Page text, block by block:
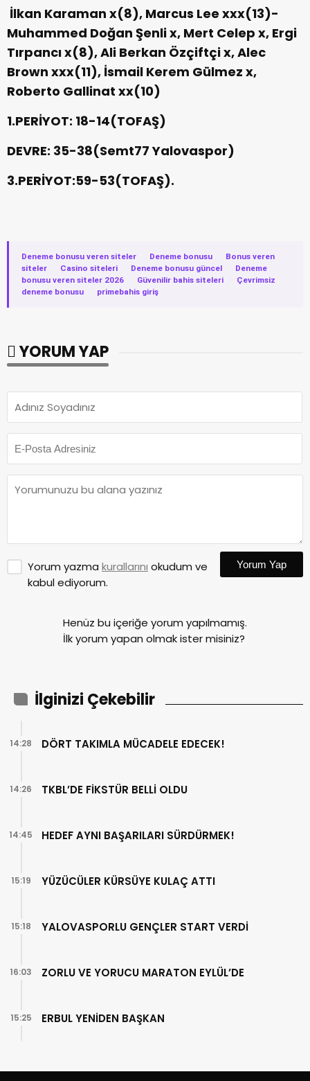
İlkan Karaman x(8), Marcus Lee xxx(13)-
Muhammed Doğan Şenli x, Mert Celep x, Ergi
Tırpancı x(8), Ali Berkan Özçiftçi x, Alec
Brown xxx(11), İsmail Kerem Gülmez x,
Roberto Gallinat xx(10)
1.PERİYOT: 18-14(TOFAŞ)
DEVRE: 35-38(Semt77 Yalovaspor)
3.PERİYOT:59-53(TOFAŞ).
Deneme bonusu veren siteler · Deneme bonusu ·
Bonus veren
siteler
· Casino siteleri · Deneme bonusu güncel ·
Deneme
bonusu veren siteler 2026
· Güvenilir bahis siteleri ·
Çevrimsiz
deneme bonusu
· primebahis giriş
YORUM YAP
Yorum yazma kurallarını okudum ve
kabul ediyorum.
Yorum Yap
Henüz bu içeriğe yorum yapılmamış.
İlk yorum yapan olmak ister misiniz?
İlginizi Çekebilir
DÖRT TAKIMLA MÜCADELE EDECEK!
14:28
TKBL’DE FİKSTÜR BELLİ OLDU
14:26
HEDEF AYNI BAŞARILARI SÜRDÜRMEK!
14:45
YÜZÜCÜLER KÜRSÜYE KULAÇ ATTI
15:19
YALOVASPORLU GENÇLER START VERDİ
15:18
ZORLU VE YORUCU MARATON EYLÜL’DE
16:03
ERBUL YENİDEN BAŞKAN
15:25